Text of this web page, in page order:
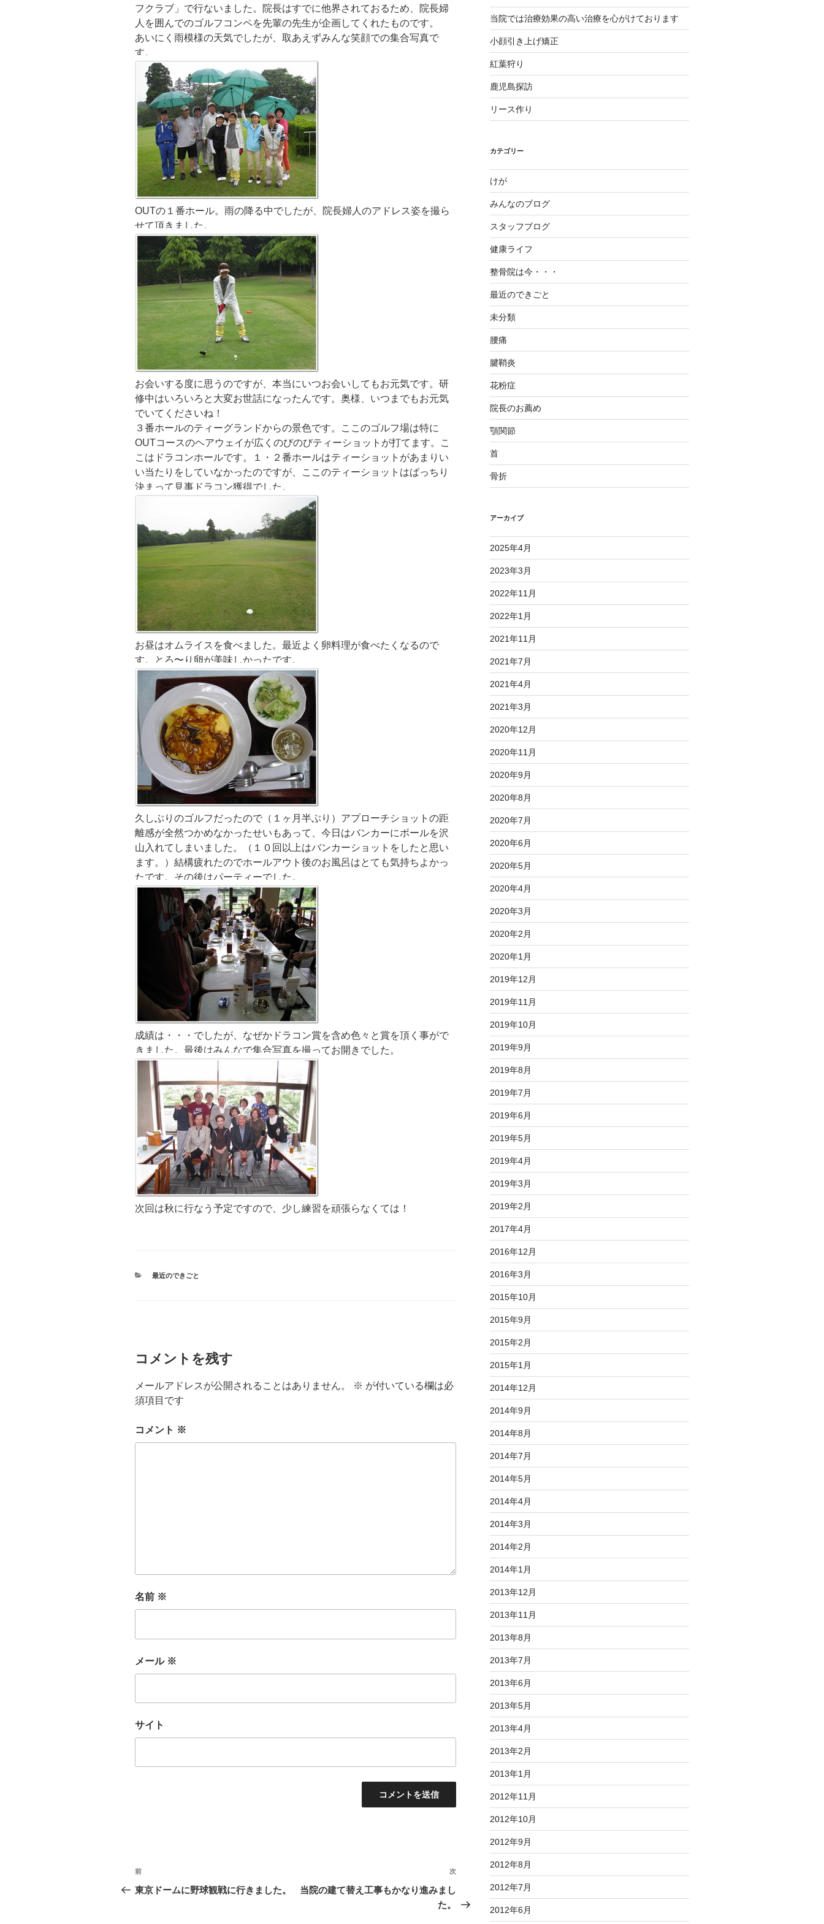
フクラブ」で行ないました。院長はすでに他界されておるため、院長婦
人を囲んでのゴルフコンペを先輩の先生が企画してくれたものです。
あいにく雨模様の天気でしたが、取あえずみんな笑顔での集合写真で
す。
OUTの１番ホール。雨の降る中でしたが、院長婦人のアドレス姿を撮ら
せて頂きました。
お会いする度に思うのですが、本当にいつお会いしてもお元気です。研
修中はいろいろと大変お世話になったんです。奥様、いつまでもお元気
でいてくださいね！
３番ホールのティーグランドからの景色です。ここのゴルフ場は特に
OUTコースのヘアウェイが広くのびのびティーショットが打てます。こ
こはドラコンホールです。１・２番ホールはティーショットがあまりい
い当たりをしていなかったのですが、ここのティーショットはばっちり
決まって見事ドラコン獲得でした。
お昼はオムライスを食べました。最近よく卵料理が食べたくなるので
す。とろ〜り卵が美味しかったです。
久しぶりのゴルフだったので（１ヶ月半ぶり）アプローチショットの距
離感が全然つかめなかったせいもあって、今日はバンカーにボールを沢
山入れてしまいました。（１０回以上はバンカーショットをしたと思い
ます。）結構疲れたのでホールアウト後のお風呂はとても気持ちよかっ
たです。その後はパーティーでした。
成績は・・・でしたが、なぜかドラコン賞を含め色々と賞を頂く事がで
きました。最後はみんなで集合写真を撮ってお開きでした。
次回は秋に行なう予定ですので、少し練習を頑張らなくては！
カ
最近のできごと
コメントを残す
メールアドレスが公開されることはありません。 ※ が付いている欄は必
須項目です
コメント ※
名前 ※
メール ※
サイト
投
稿
過
去
前
東京ドームに野球観戦に行きました。
次
投
次
当院の建て替え工事もかなり進みまし
た。
当院では治療効果の高い治療を心がけております
小顔引き上げ矯正
紅葉狩り
鹿児島探訪
リース作り
カテゴリー
けが
みんなのブログ
スタッフブログ
健康ライフ
整骨院は今・・・
最近のできごと
未分類
腰痛
腱鞘炎
花粉症
院長のお薦め
顎関節
首
骨折
アーカイブ
2025年4月
2023年3月
2022年11月
2022年1月
2021年11月
2021年7月
2021年4月
2021年3月
2020年12月
2020年11月
2020年9月
2020年8月
2020年7月
2020年6月
2020年5月
2020年4月
2020年3月
2020年2月
2020年1月
2019年12月
2019年11月
2019年10月
2019年9月
2019年8月
2019年7月
2019年6月
2019年5月
2019年4月
2019年3月
2019年2月
2017年4月
2016年12月
2016年3月
2015年10月
2015年9月
2015年2月
2015年1月
2014年12月
2014年9月
2014年8月
2014年7月
2014年5月
2014年4月
2014年3月
2014年2月
2014年1月
2013年12月
2013年11月
2013年8月
2013年7月
2013年6月
2013年5月
2013年4月
2013年2月
2013年1月
2012年11月
2012年10月
2012年9月
2012年8月
2012年7月
2012年6月